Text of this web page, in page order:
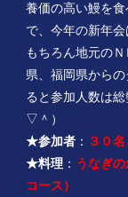
養価の高い鰻を
で、今年の新年
もちろん地元の
県、福岡県から
ると参加人数は
▽＾）
★参加者： ３０名
★料理： うなぎ
コース）